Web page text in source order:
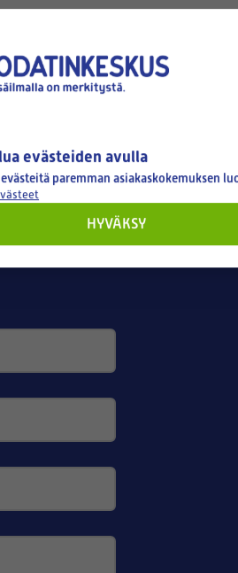
evästeiden avulla
paremman asiakaskokemuksen
HYVÄKSY